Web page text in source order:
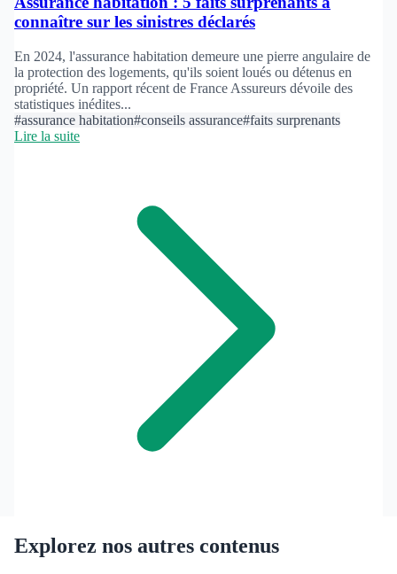
connaître sur les sinistres déclarés
En 2024, l'assurance habitation demeure une pierre angulaire de
la protection des logements, qu'ils soient loués ou détenus en
propriété. Un rapport récent de France Assureurs dévoile des
statistiques inédites...
#assurance habitation#conseils assurance#faits surprenants
Lire la suite
Explorez nos autres contenus